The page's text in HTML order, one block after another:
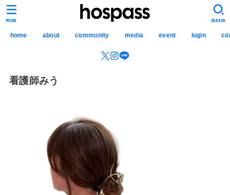
hospass media
home about community media event login
SEARCH
MENU
看護師みう